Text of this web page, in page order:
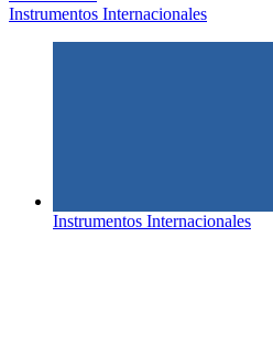
Instrumentos Internacionales
Instrumentos Internacionales